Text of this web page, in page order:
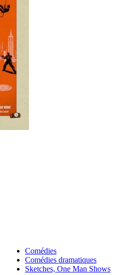
Comédies
Comédies dramatiques
Sketches, One Man Shows